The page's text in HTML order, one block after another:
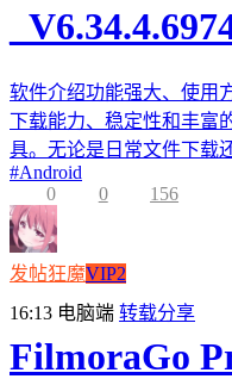
软件介绍功能强大、使用
下载能力、稳定性和丰富
具。无论是日常文件下载
#Android
0
0 156
发帖狂魔VIP2
16:13 电脑端 转载分享
FilmoraGo